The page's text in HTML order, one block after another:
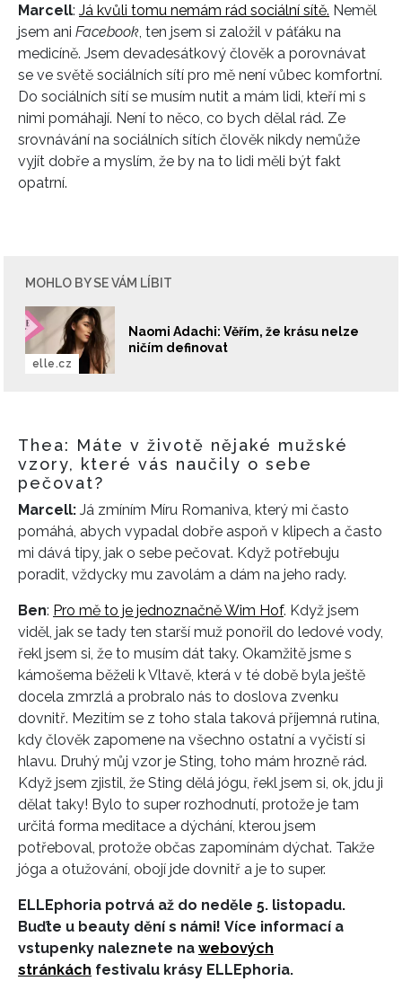
Marcell: Já kvůli tomu nemám rád sociální sítě. Neměl
jsem ani Facebook , ten jsem si založil v páťáku na
medicíně. Jsem devadesátkový člověk a porovnávat
se ve světě sociálních sítí pro mě není vůbec komfortní.
Do sociálních sítí se musím nutit a mám lidi, kteří mi s
nimi pomáhají. Není to něco, co bych dělal rád. Ze
srovnávání na sociálních sítích člověk nikdy nemůže
vyjít dobře a myslím, že by na to lidi měli být fakt
opatrní.
MOHLO BY SE VÁM LÍBIT
Naomi Adachi: Věřím, že krásu nelze
ničím definovat
elle.cz
Thea: Máte v životě nějaké mužské
vzory, které vás naučily o sebe
pečovat?
Marcell: Já zmíním Míru Romaniva, který mi často
pomáhá, abych vypadal dobře aspoň v klipech a často
mi dává tipy, jak o sebe pečovat. Když potřebuju
poradit, vždycky mu zavolám a dám na jeho rady.
Ben: Pro mě to je jednoznačně Wim Hof. Když jsem
viděl, jak se tady ten starší muž ponořil do ledové vody,
řekl jsem si, že to musím dát taky. Okamžitě jsme s
kámošema běželi k Vltavě, která v té době byla ještě
docela zmrzlá a probralo nás to doslova zvenku
dovnitř. Mezitím se z toho stala taková příjemná rutina,
kdy člověk zapomene na všechno ostatní a vyčistí si
hlavu. Druhý můj vzor je Sting, toho mám hrozně rád.
Když jsem zjistil, že Sting dělá jógu, řekl jsem si, ok, jdu ji
dělat taky! Bylo to super rozhodnutí, protože je tam
určitá forma meditace a dýchání, kterou jsem
potřeboval, protože občas zapomínám dýchat. Takže
jóga a otužování, obojí jde dovnitř a je to super.
ELLEphoria potrvá až do neděle 5. listopadu.
Buďte u beauty dění s námi! Více informací a
vstupenky naleznete na webových
stránkách festivalu krásy ELLEphoria.